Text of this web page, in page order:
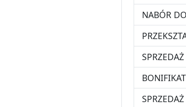
NABÓR